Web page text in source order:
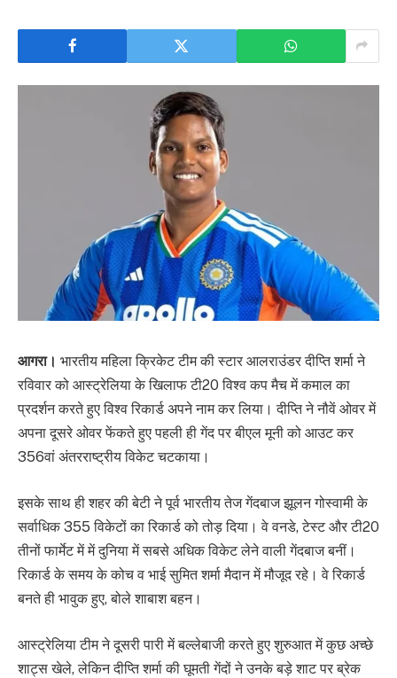
आगरा। भारतीय महिला क्रिकेट टीम की स्टार आलराउंडर दीप्ति शर्मा ने
रविवार को आस्ट्रेलिया के खिलाफ टी20 विश्व कप मैच में कमाल का
प्रदर्शन करते हुए विश्व रिकार्ड अपने नाम कर लिया। दीप्ति ने नौवें ओवर में
अपना दूसरे ओवर फेंकते हुए पहली ही गेंद पर बीएल मूनी को आउट कर
356वां अंतरराष्ट्रीय विकेट चटकाया।
इसके साथ ही शहर की बेटी ने पूर्व भारतीय तेज गेंदबाज झूलन गोस्वामी के
सर्वाधिक 355 विकेटों का रिकार्ड को तोड़ दिया। वे वनडे, टेस्ट और टी20
तीनों फार्मेट में में दुनिया में सबसे अधिक विकेट लेने वाली गेंदबाज बनीं।
रिकार्ड के समय के कोच व भाई सुमित शर्मा मैदान में मौजूद रहे। वे रिकार्ड
बनते ही भावुक हुए, बोले शाबाश बहन।
आस्ट्रेलिया टीम ने दूसरी पारी में बल्लेबाजी करते हुए शुरुआत में कुछ अच्छे
शाट्स खेले, लेकिन दीप्ति शर्मा की घूमती गेंदों ने उनके बड़े शाट पर ब्रेक